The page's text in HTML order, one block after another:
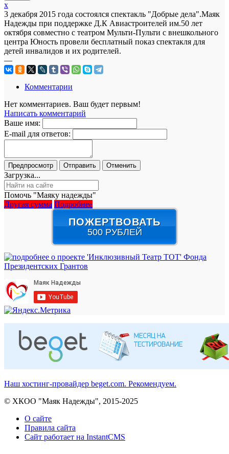
x
3 декабря 2015 года состоялся спектакль "Добрые дела".Маяк
Надежды при поддержке Д.К Авиастроителей им.50 лет
октября совместно с театром Мульти-Пульти с внешкольного
центра Юность провели бесплатный показ спектакля для
детей инвалидов и их родителей.
—
Комментарии
Нет комментариев. Ваш будет первым!
Написать комментарий
Ваше имя:
E-mail для ответов:
Загрузка...
Помочь "Маяку надежды"
Другая сумма Подробнее
ПОЖЕРТВОВАТЬ
500 РУБЛЕЙ
Наш хостинг-провайдер beget.com. Рекомендуем.
© ХКОО "Маяк Надежды", 2015-2025
О сайте
Правила сайта
Сайт работает на InstantCMS